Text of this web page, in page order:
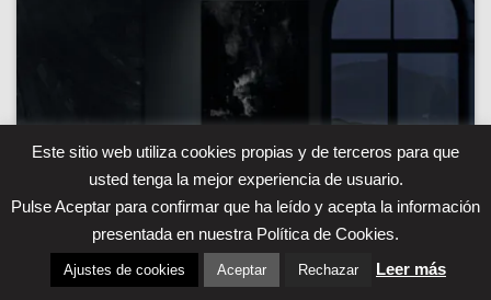
Este sitio web utiliza cookies propias y de terceros para que
usted tenga la mejor experiencia de usuario.
Pulse Aceptar para confirmar que ha leído y acepta la información
presentada en nuestra Política de Cookies.
Ajustes de cookies Aceptar Rechazar Leer más